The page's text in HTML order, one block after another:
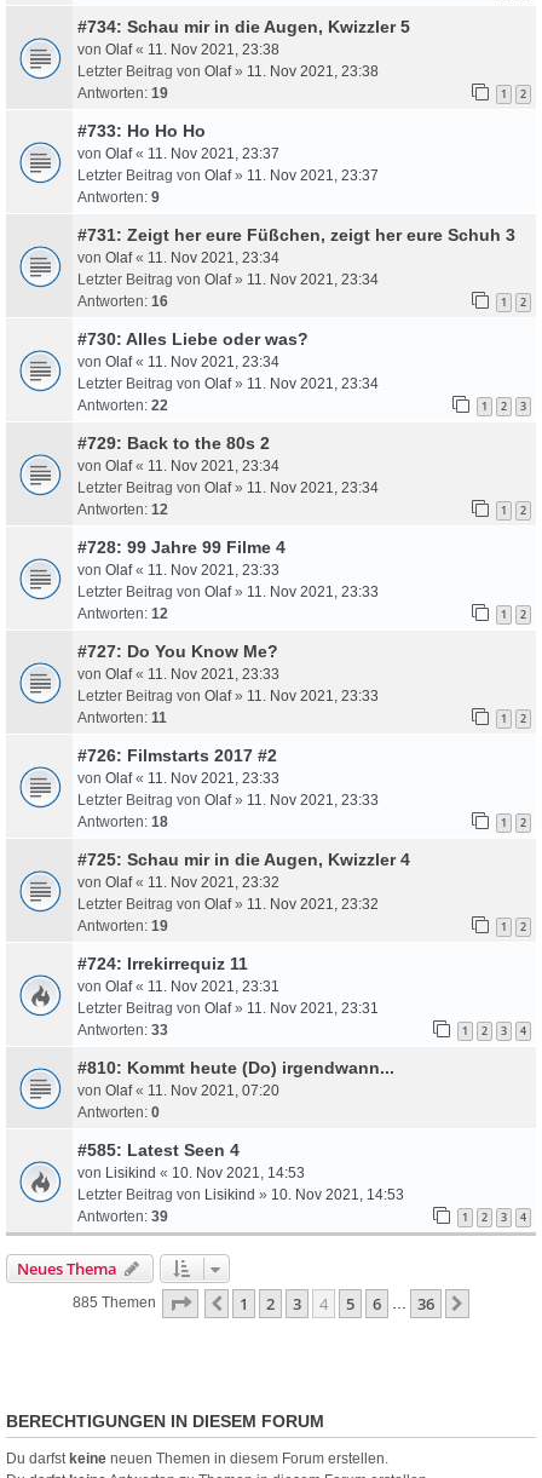
#734: Schau mir in die Augen, Kwizzler 5
von Olaf« 11. Nov 2021, 23:38
Letzter Beitrag von Olaf» 11. Nov 2021, 23:38
Antworten: 19 1 2
#733: Ho Ho Ho
von Olaf« 11. Nov 2021, 23:37
Letzter Beitrag von Olaf» 11. Nov 2021, 23:37
Antworten: 9
#731: Zeigt her eure Füßchen, zeigt her eure Schuh 3
von Olaf« 11. Nov 2021, 23:34
Letzter Beitrag von Olaf» 11. Nov 2021, 23:34
Antworten: 16 1 2
#730: Alles Liebe oder was?
von Olaf« 11. Nov 2021, 23:34
Letzter Beitrag von Olaf» 11. Nov 2021, 23:34
Antworten: 22 1 2 3
#729: Back to the 80s 2
von Olaf« 11. Nov 2021, 23:34
Letzter Beitrag von Olaf» 11. Nov 2021, 23:34
Antworten: 12 1 2
#728: 99 Jahre 99 Filme 4
von Olaf« 11. Nov 2021, 23:33
Letzter Beitrag von Olaf» 11. Nov 2021, 23:33
Antworten: 12 1 2
#727: Do You Know Me?
von Olaf« 11. Nov 2021, 23:33
Letzter Beitrag von Olaf» 11. Nov 2021, 23:33
Antworten: 11 1 2
#726: Filmstarts 2017 #2
von Olaf« 11. Nov 2021, 23:33
Letzter Beitrag von Olaf» 11. Nov 2021, 23:33
Antworten: 18 1 2
#725: Schau mir in die Augen, Kwizzler 4
von Olaf« 11. Nov 2021, 23:32
Letzter Beitrag von Olaf» 11. Nov 2021, 23:32
Antworten: 19 1 2
#724: Irrekirrequiz 11
von Olaf« 11. Nov 2021, 23:31
Letzter Beitrag von Olaf» 11. Nov 2021, 23:31
Antworten: 33 1 2 3 4
#810: Kommt heute (Do) irgendwann...
von Olaf« 11. Nov 2021, 07:20
Antworten: 0
#585: Latest Seen 4
von Lisikind « 10. Nov 2021, 14:53
Letzter Beitrag von Lisikind » 10. Nov 2021, 14:53
Antworten: 39 1 2 3 4
Neues Thema
885 Themen Seite Von 36
Vorherige
1 2 3 4 5 6 … 36
BERECHTIGUNGEN IN DIESEM FORUM
Du darfstkeine neuen Themen in diesem Forum erstellen.